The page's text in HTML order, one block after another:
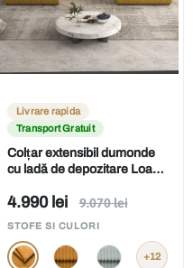
Livrare rapida
Transport Gratuit
Colțar extensibil dumonde
cu ladă de depozitare Loana
375x185 cm
Preț
de
vânzare
4.990 lei
Preț
9.070 lei
STOFE SI CULORI
+12